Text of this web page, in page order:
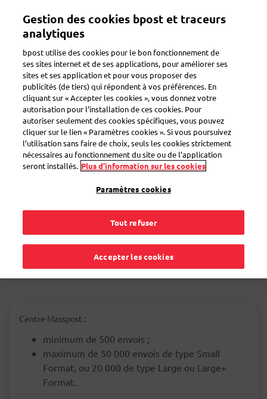
contenu
Toggle navigation
(Hyper)centre Masspost
A partir de quel
volume dois-je faire
mon dépôt dans un
Hypercentre
Masspost ?
Centre Masspost :
minimum de 500 envois ;
maximum de 50 000 envois de type Small
Format, ou 20 000 de type Large ou Large+
Format.
Gestion des cookies bpost et traceurs
analytiques
bpost utilise des cookies pour le bon fonctionnement de
ses sites internet et de ses applications, pour améliorer ses
sites et ses application et pour vous proposer des
publicités (de tiers) qui répondent à vos préférences. En
cliquant sur « Accepter les cookies », vous donnez votre
autorisation pour l’installation de ces cookies. Pour
autoriser seulement des cookies spécifiques, vous pouvez
cliquer sur le lien « Paramètres cookies ». Si vous poursuivez
l’utilisation sans faire de choix, seuls les cookies strictement
nécessaires au fonctionnement du site ou de l’application
seront installés. Plus d’information sur les cookies
Paramètres cookies
Tout refuser
Accepter les cookies